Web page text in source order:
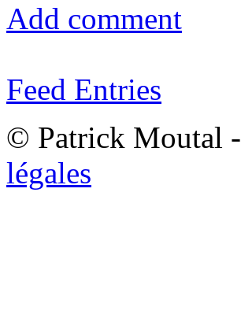
Add comment
Feed Entries
© Patrick Moutal
légales